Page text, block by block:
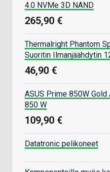
4.0 NVMe 3D NAND
265,90 €
Thermalright Phantom
Suoritin Ilmanjäähdytin
46,90 €
ASUS Prime 850W Gold
850 W
109,90 €
Datatronic pelikoneet